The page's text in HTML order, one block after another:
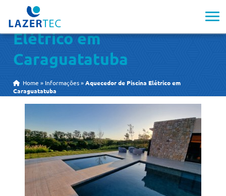
Aquecedor de Piscina
Elétrico em
Caraguatatuba
Home » Informações »Aquecedor de Piscina Elétrico em
Caraguatatuba